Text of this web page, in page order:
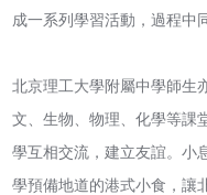
成一系列學習活動，過程中
北京理工大學附屬中學師生
文、生物、物理、化學等課
學互相交流，建立友誼。小
學預備地道的港式小食，讓